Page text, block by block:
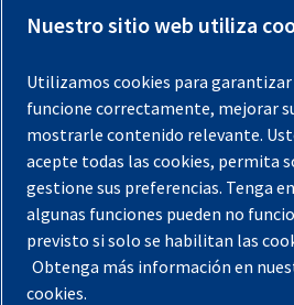
Contáctenos
Registra tu compresor
Aviso legal
Garantías
Política de privacidad
Términos y Condiciones
Mapa del sitio
Nuestro sitio web utiliza
Utilizamos cookies para
funcione correctamente, mejorar
mostrarle contenido relevante.
acepte todas las cookies, permita
gestione sus preferencias. Tenga
algunas funciones pueden no
previsto si solo se habilitan las
Obtenga más información en
cookies.